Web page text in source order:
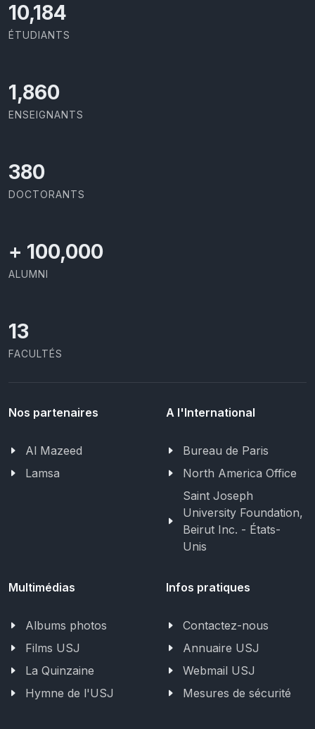
11,727
ÉTUDIANTS
2,142
ENSEIGNANTS
437
DOCTORANTS
+ 100,000
ALUMNI
13
FACULTÉS
Nos partenaires
Al Mazeed
Lamsa
A l'International
Bureau de Paris
North America Office
Saint Joseph
University Foundation,
Beirut Inc. - États-
Unis
Multimédias
Albums photos
Films USJ
La Quinzaine
Hymne de l'USJ
Infos pratiques
Contactez-nous
Annuaire USJ
Webmail USJ
Mesures de sécurité